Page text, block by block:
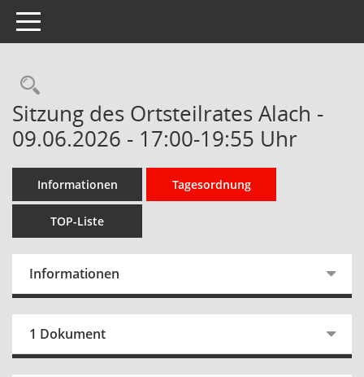
Toggle navigation
Rechercheauswahl
Sitzung des Ortsteilrates Alach -
09.06.2026 - 17:00-19:55 Uhr
Informationen Tagesordnung
TOP-Liste
Informationen
1 Dokument